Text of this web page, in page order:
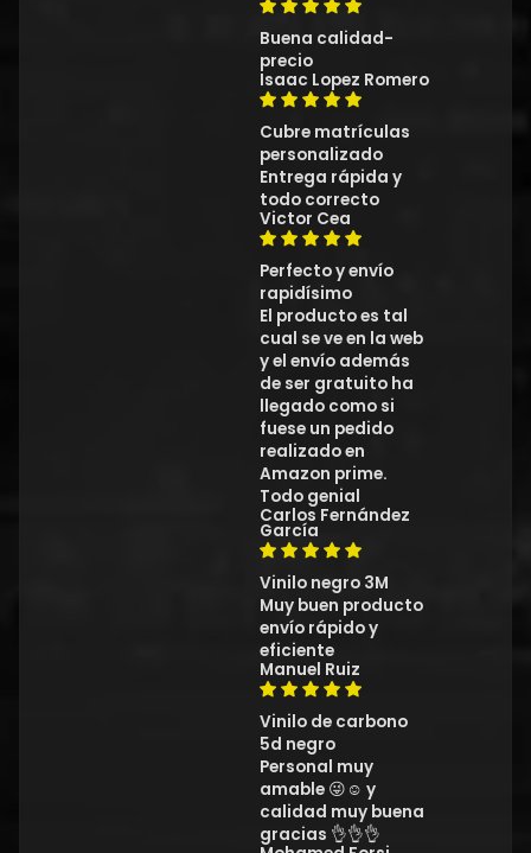
Buena calidad-
precio
Isaac Lopez Romero
Cubre matrículas
personalizado
Entrega rápida y
todo correcto
Victor Cea
Perfecto y envío
rapidísimo
El producto es tal
cual se ve en la web
y el envío además
de ser gratuito ha
llegado como si
fuese un pedido
realizado en
Amazon prime.
Todo genial
Carlos Fernández
García
Vinilo negro 3M
Muy buen producto
envío rápido y
eficiente
Manuel Ruiz
Vinilo de carbono
5d negro
Personal muy
amable 😜☺️ y
calidad muy buena
gracias 👌👌👌